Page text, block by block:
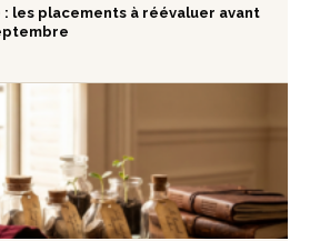
les placements à réévaluer avant